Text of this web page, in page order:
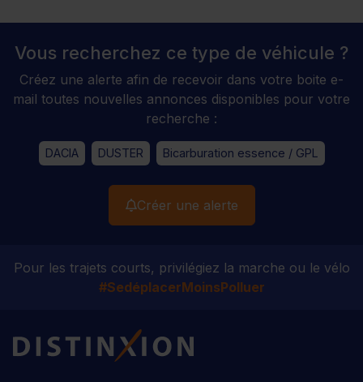
Vous recherchez ce type de véhicule ?
Créez une alerte afin de recevoir dans votre boite e-
mail toutes nouvelles annonces disponibles pour votre
recherche :
DACIA DUSTER Bicarburation essence / GPL
Créer une alerte
Pour les trajets courts, privilégiez la marche ou le vélo
#SedéplacerMoinsPolluer
Distinxion